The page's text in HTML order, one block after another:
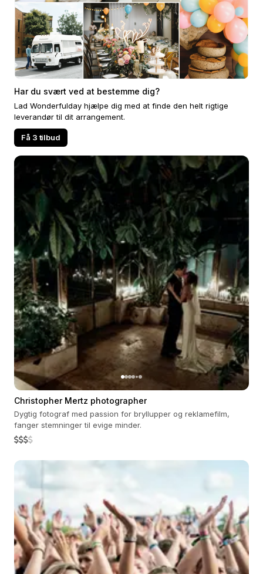
Har du svært ved at bestemme dig?
Lad Wonderfulday hjælpe dig med at finde den helt rigtige
leverandør til dit arrangement.
Få 3 tilbud
Christopher Mertz photographer
Dygtig fotograf med passion for bryllupper og reklamefilm,
fanger stemninger til evige minder.